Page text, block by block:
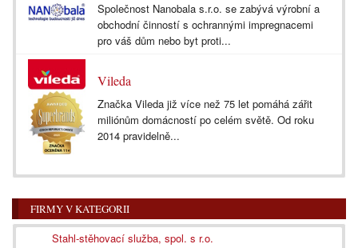
Společnost Nanobala s.r.o. se zabývá výrobní a
obchodní činností s ochrannými impregnacemi
pro váš dům nebo byt proti...
Vileda
Značka Vileda již více než 75 let pomáhá zářit
miliónům domácností po celém světě. Od roku
2014 pravidelně...
FIRMY V KATEGORII
Stahl-stěhovací služba, spol. s r.o.